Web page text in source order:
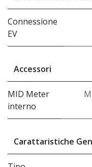
Connessione
EV
Accessori
MID Meter
interno
Carattaristiche